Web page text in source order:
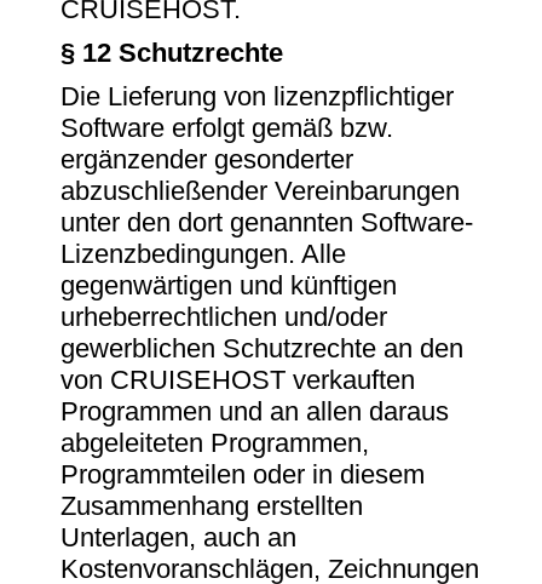
CRUISEHOST.
§ 12 Schutzrechte
Die Lieferung von lizenzpflichtiger
Software erfolgt gemäß bzw.
ergänzender gesonderter
abzuschließender Vereinbarungen
unter den dort genannten Software-
Lizenzbedingungen. Alle
gegenwärtigen und künftigen
urheberrechtlichen und/oder
gewerblichen Schutzrechte an den
von CRUISEHOST verkauften
Programmen und an allen daraus
abgeleiteten Programmen,
Programmteilen oder in diesem
Zusammenhang erstellten
Unterlagen, auch an
Kostenvoranschlägen, Zeichnungen